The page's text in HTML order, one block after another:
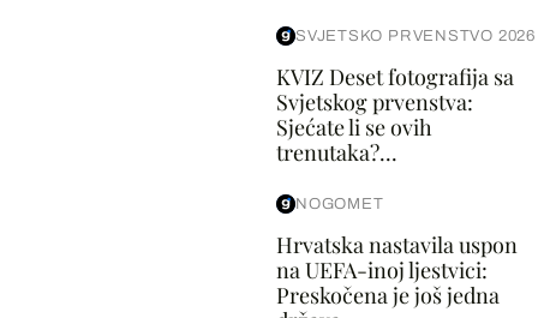
SVJETSKO PRVENSTVO 2026
KVIZ Deset fotografija sa
Svjetskog prvenstva:
Sjećate li se ovih
trenutaka?...
NOGOMET
Hrvatska nastavila uspon
na UEFA-inoj ljestvici:
Preskočena je još jedna